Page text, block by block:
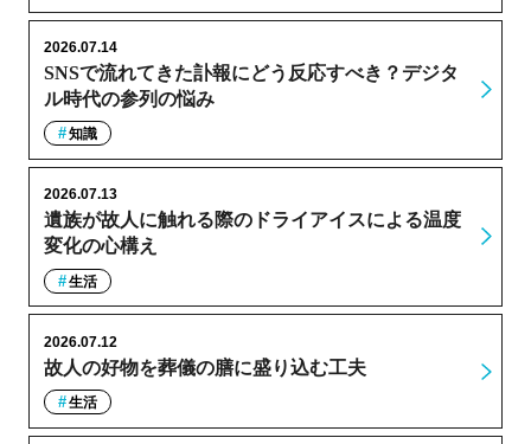
SNSで流れてきた訃報にどう反応すべき？デジタ
ル時代の参列の悩み
2026.07.14
知識
遺族が故人に触れる際のドライアイスによる温度
変化の心構え
2026.07.13
生活
故人の好物を葬儀の膳に盛り込む工夫
2026.07.12
生活